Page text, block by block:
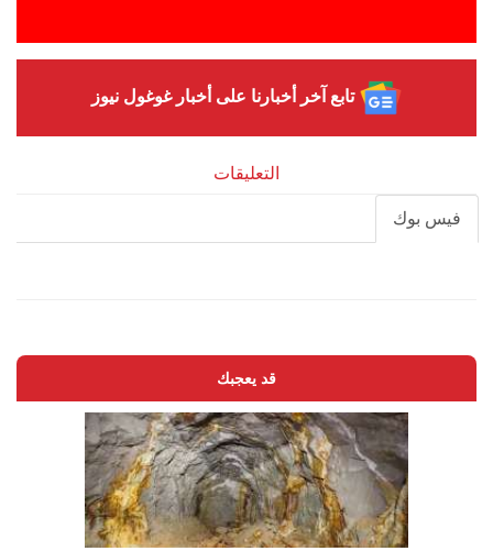
تابع آخر أخبارنا على أخبار غوغول نيوز
التعليقات
فيس بوك
قد يعجبك